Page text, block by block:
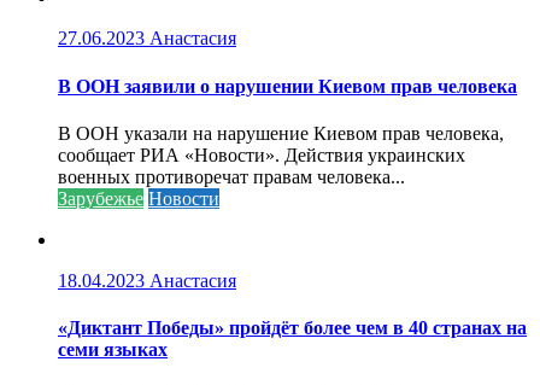
27.06.2023 Анастасия
В ООН заявили о нарушении Киевом прав человека
В ООН указали на нарушение Киевом прав человека,
сообщает РИА «Новости». Действия украинских
военных противоречат правам человека...
Зарубежье Новости
18.04.2023 Анастасия
«Диктант Победы» пройдёт более чем в 40 странах на
семи языках